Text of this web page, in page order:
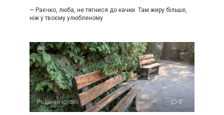
— Раєчко, люба, не тягнися до качки. Там жиру більше,
ніж у твоєму улюбленому
Родинні історії 0